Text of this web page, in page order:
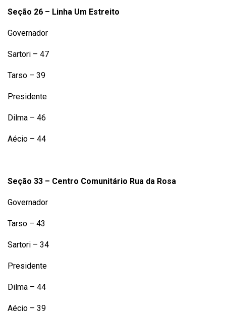
Seção 26 – Linha Um Estreito
Governador
Sartori – 47
Tarso – 39
Presidente
Dilma – 46
Aécio – 44
Seção 33 – Centro Comunitário Rua da Rosa
Governador
Tarso – 43
Sartori – 34
Presidente
Dilma – 44
Aécio – 39